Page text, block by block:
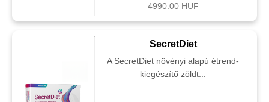
4990.00 HUF
SecretDiet
A SecretDiet növényi alapú étrend-
kiegészítő zöldt...